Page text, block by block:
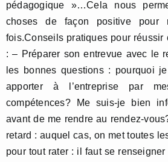
pédagogique »…Cela nous
choses de façon positive pour
fois.Conseils pratiques pour réussir
: – Préparer son entrevue avec le
les bonnes questions : pourquoi
apporter à l’entreprise par
compétences? Me suis-je bien
avant de me rendre au rendez-
retard : auquel cas, on met toutes
pour tout rater : il faut se